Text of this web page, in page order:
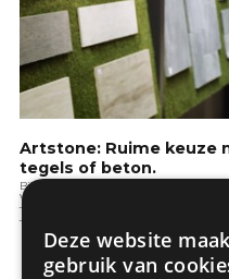
Artstone: Ruime keuze
tegels of beton.
Binnenafwerking
Vloeren
Terras & verhardingen
Tuintips
Deze website
gebruik van